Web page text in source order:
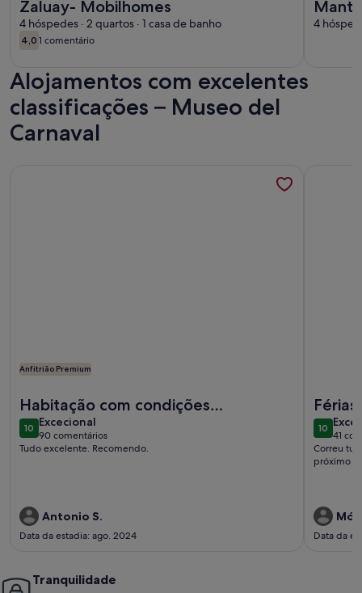
Zaluay- Mobilhomes
4 hóspedes · 2 quartos · 1 casa de banho
4,04,0 de 10
1 comentário
(1
4
Alojamentos com excelentes
classificações – Museo del
Carnaval
Anfitrião Premium
Habitação com condições
excelentes
1010 de 10
Excecional
excecional
90 comentários
(90
Tudo excelente. Recomendo.
Antonio S.
Data da estadia: ago. 2024
Mais informações sobre o Apartamento de luxo na praia
1010 de 10
41
(41
Correu
próximo
Data da
Tranquilidade